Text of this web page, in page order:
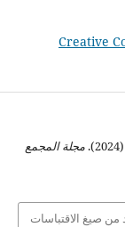
Creative
مجلة المجمع
من صيغ الاقتباسات